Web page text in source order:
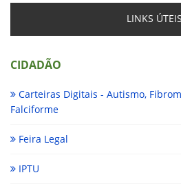
LINKS ÚTEIS
CIDADÃO
Carteiras Digitais - Autismo,
Falciforme
Feira Legal
IPTU